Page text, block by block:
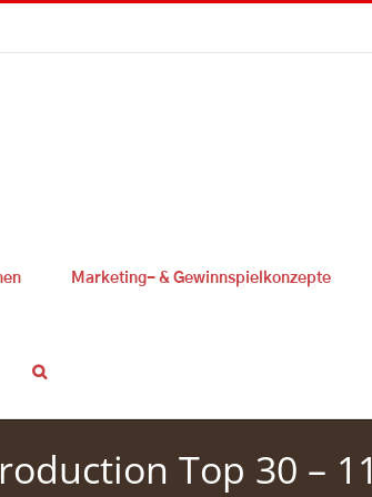
Marketing- & Gewinnspielkonzepte
Top 30 – 11